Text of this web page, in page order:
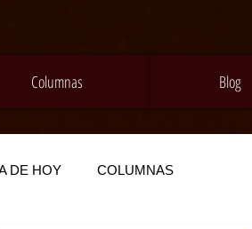
Columnas Blog
DE HOY COLUMNAS